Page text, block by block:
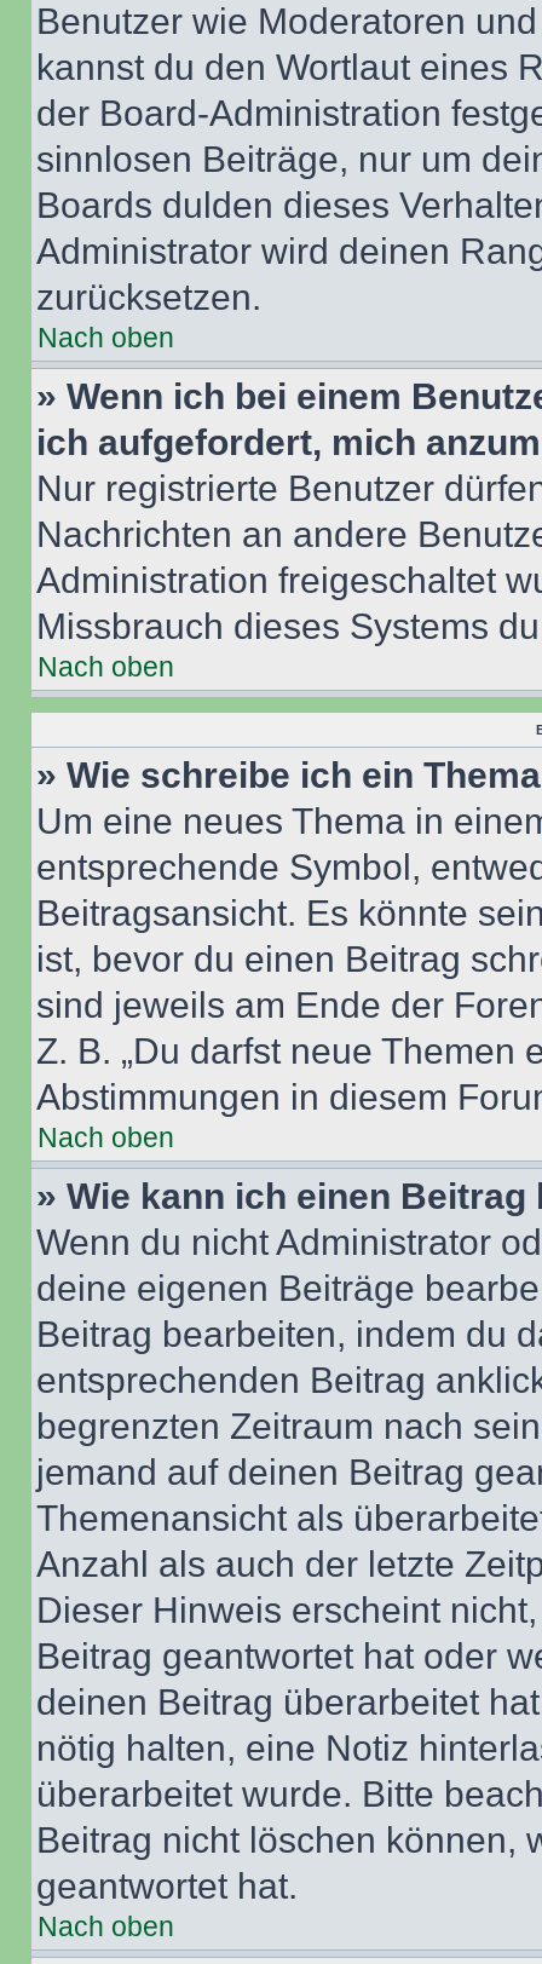
Benutzer wie Moderatoren
kannst du den Wortlaut eines
der Board-Administration
sinnlosen Beiträge, nur um
Boards dulden dieses
Administrator wird deinen
zurücksetzen.
Nach oben
» Wenn ich bei einem
ich aufgefordert, mich
Nur registrierte Benutzer
Nachrichten an andere
Administration freigeschaltet
Missbrauch dieses Systems
Nach oben
» Wie schreibe ich ein
Um eine neues Thema in
entsprechende Symbol,
Beitragsansicht. Es könnte
ist, bevor du einen Beitrag
sind jeweils am Ende der
Z. B. „Du darfst neue Themen
Abstimmungen in diesem
Nach oben
» Wie kann ich einen
Wenn du nicht Administrator
deine eigenen Beiträge
Beitrag bearbeiten, indem du
entsprechenden Beitrag
begrenzten Zeitraum nach
jemand auf deinen Beitrag
Themenansicht als
Anzahl als auch der letzte
Dieser Hinweis erscheint
Beitrag geantwortet hat oder
deinen Beitrag überarbeitet
nötig halten, eine Notiz
überarbeitet wurde. Bitte
Beitrag nicht löschen können,
geantwortet hat.
Nach oben